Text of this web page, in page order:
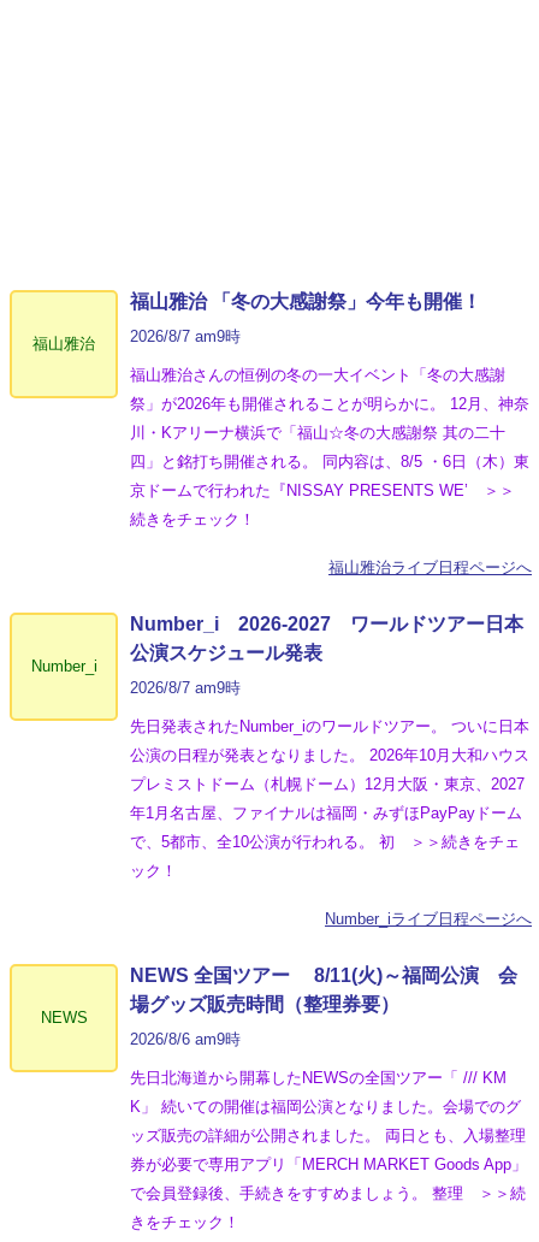
福山雅治
福山雅治 「冬の⼤感謝祭」今年も開催！
2026/8/7 am9時
福山雅治さんの恒例の冬の一大イベント「冬の⼤感謝
祭」が2026年も開催されることが明らかに。 12月、神奈
川・Kアリーナ横浜で「福山☆冬の大感謝祭 其の二十
四」と銘打ち開催される。 同内容は、8/5 ・6日（木）東
京ドームで行われた『NISSAY PRESENTS WE’ ＞＞
続きをチェック！
福山雅治ライブ日程ページへ
Number_i
Number_i 2026‐2027 ワールドツアー日本
公演スケジュール発表
2026/8/7 am9時
先日発表されたNumber_iのワールドツアー。 ついに日本
公演の日程が発表となりました。 2026年10月大和ハウス
プレミストドーム（札幌ドーム）12月大阪・東京、2027
年1月名古屋、ファイナルは福岡・みずほPayPayドーム
で、5都市、全10公演が行われる。 初 ＞＞続きをチェ
ック！
Number_iライブ日程ページへ
NEWS
NEWS 全国ツアー 8/11(火)～福岡公演 会
場グッズ販売時間（整理券要）
2026/8/6 am9時
先日北海道から開幕したNEWSの全国ツアー「 /// KM
K」 続いての開催は福岡公演となりました。会場でのグ
ッズ販売の詳細が公開されました。 両日とも、入場整理
券が必要で専用アプリ「MERCH MARKET Goods App」
で会員登録後、手続きをすすめましょう。 整理 ＞＞続
きをチェック！